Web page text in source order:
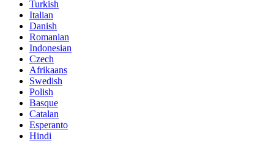
Turkish
Italian
Danish
Romanian
Indonesian
Czech
Afrikaans
Swedish
Polish
Basque
Catalan
Esperanto
Hindi